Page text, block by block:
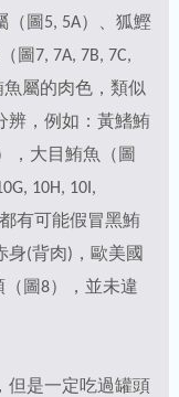
圖5, 5A）、狐鰹
圖7, 7A, 7B, 7C,
魚屬的肉色，類似
辨，例如：黃鰭鮪
，大目鮪魚（圖
10H, 10I,
有可能假冒黑鮪
身(背肉)，歐美國
圖8），並未違
但是一定吃過罐頭